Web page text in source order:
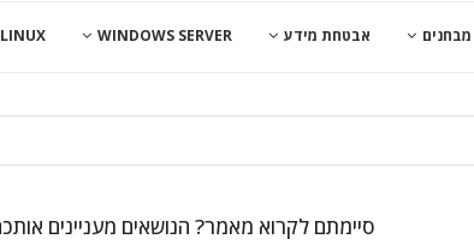
מבחנים אבטחת מידע WINDOWS SERVER
LINUX
סיימתם לקרוא מאמר? הנושאים מעניינים